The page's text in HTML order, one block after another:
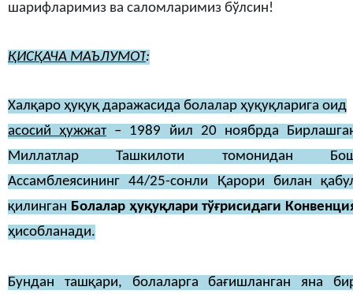
шарифларимиз ва саломларимиз бўлсин!
ҚИСҚАЧА МАЪЛУМОТ:
Халқаро ҳуқуқ даражасида болалар ҳуқуқларига оид
асосий ҳужжат – 1989 йил 20 ноябрда
Миллатлар Ташкилоти томонидан
Ассамблеясининг 44/25-сонли Қарори билан
қилинган Болалар ҳуқуқлари тўғрисидаги
ҳисобланади.
Бундан ташқари, болаларга бағишланган яна